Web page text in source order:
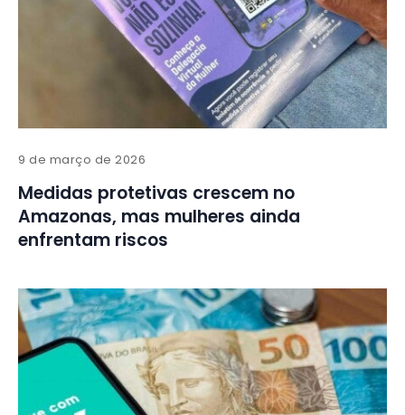
9 de março de 2026
Medidas protetivas crescem no
Amazonas, mas mulheres ainda
enfrentam riscos